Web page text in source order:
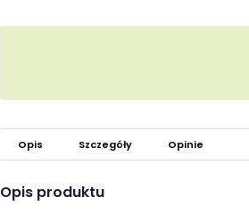
Opis Szczegóły Opinie
Opis produktu